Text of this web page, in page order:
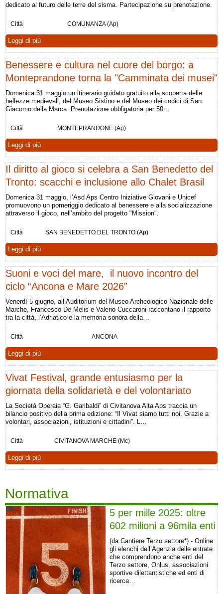
dedicato al futuro delle terre del sisma. Partecipazione su prenotazione.
Città COMUNANZA (Ap)
Leggi di più
Benessere e cultura nel cuore del borgo: a
Monteprandone torna la "Camminata dei musei"
Domenica 31 maggio un itinerario guidato gratuito alla scoperta delle
bellezze medievali, del Museo Sistino e del Museo dei codici di San
Giacomo della Marca. Prenotazione obbligatoria per 50…
Città MONTEPRANDONE (Ap)
Leggi di più
Il diritto al gioco si celebra a San Benedetto del
Tronto: scacchi e inclusione allo Chalet Brasil
Domenica 31 maggio, l’Asd Aps Centro Iniziative Giovani e Unicef
promuovono un pomeriggio dedicato al benessere e alla socializzazione
attraverso il gioco, nell’ambito del progetto "Mission".
Città SAN BENEDETTO DEL TRONTO (Ap)
Leggi di più
Suoni e voci del mare, il nuovo incontro del
ciclo “Ancona e Mare 2026”
Venerdì 5 giugno, all’Auditorium del Museo Archeologico Nazionale delle
Marche, Francesco De Melis e Valerio Cuccaroni raccontano il rapporto
tra la città, l’Adriatico e la memoria sonora della…
Città ANCONA
Leggi di più
Vivat Festival, grande entusiasmo per la
giornata della solidarietà e del volontariato
La Società Operaia “G. Garibaldi” di Civitanova Alta Aps traccia un
bilancio positivo della prima edizione: “Il Vivat siamo tutti noi. Grazie a
volontari, associazioni, istituzioni e cittadini”. L…
Città CIVITANOVA MARCHE (Mc)
Leggi di più
Normativa
5 per mille 2025: oltre
602 milioni a 96mila enti
(da Cantiere Terzo settore*) - Online
gli elenchi dell’Agenzia delle entrate
che comprendono anche enti del
Terzo settore, Onlus, associazioni
sportive dilettantistiche ed enti di
ricerca…